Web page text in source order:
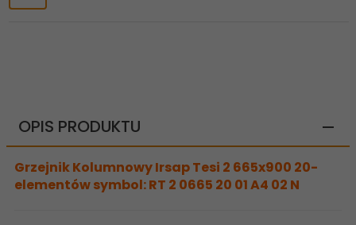
OPIS PRODUKTU
Grzejnik Kolumnowy Irsap Tesi 2 665x900 20-
elementów symbol: RT 2 0665 20 01 A4 02 N